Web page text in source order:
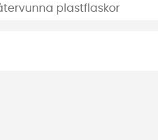
plastflaskor